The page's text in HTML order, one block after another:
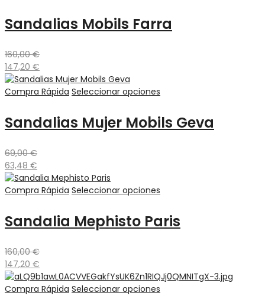
Sandalias Mobils Farra
160,00€
147,20 €
Compra Rápida Seleccionar opciones
Sandalias Mujer Mobils Geva
69,00€
63,48 €
Compra Rápida Seleccionar opciones
Sandalia Mephisto Paris
160,00€
147,20 €
Compra Rápida Seleccionar opciones